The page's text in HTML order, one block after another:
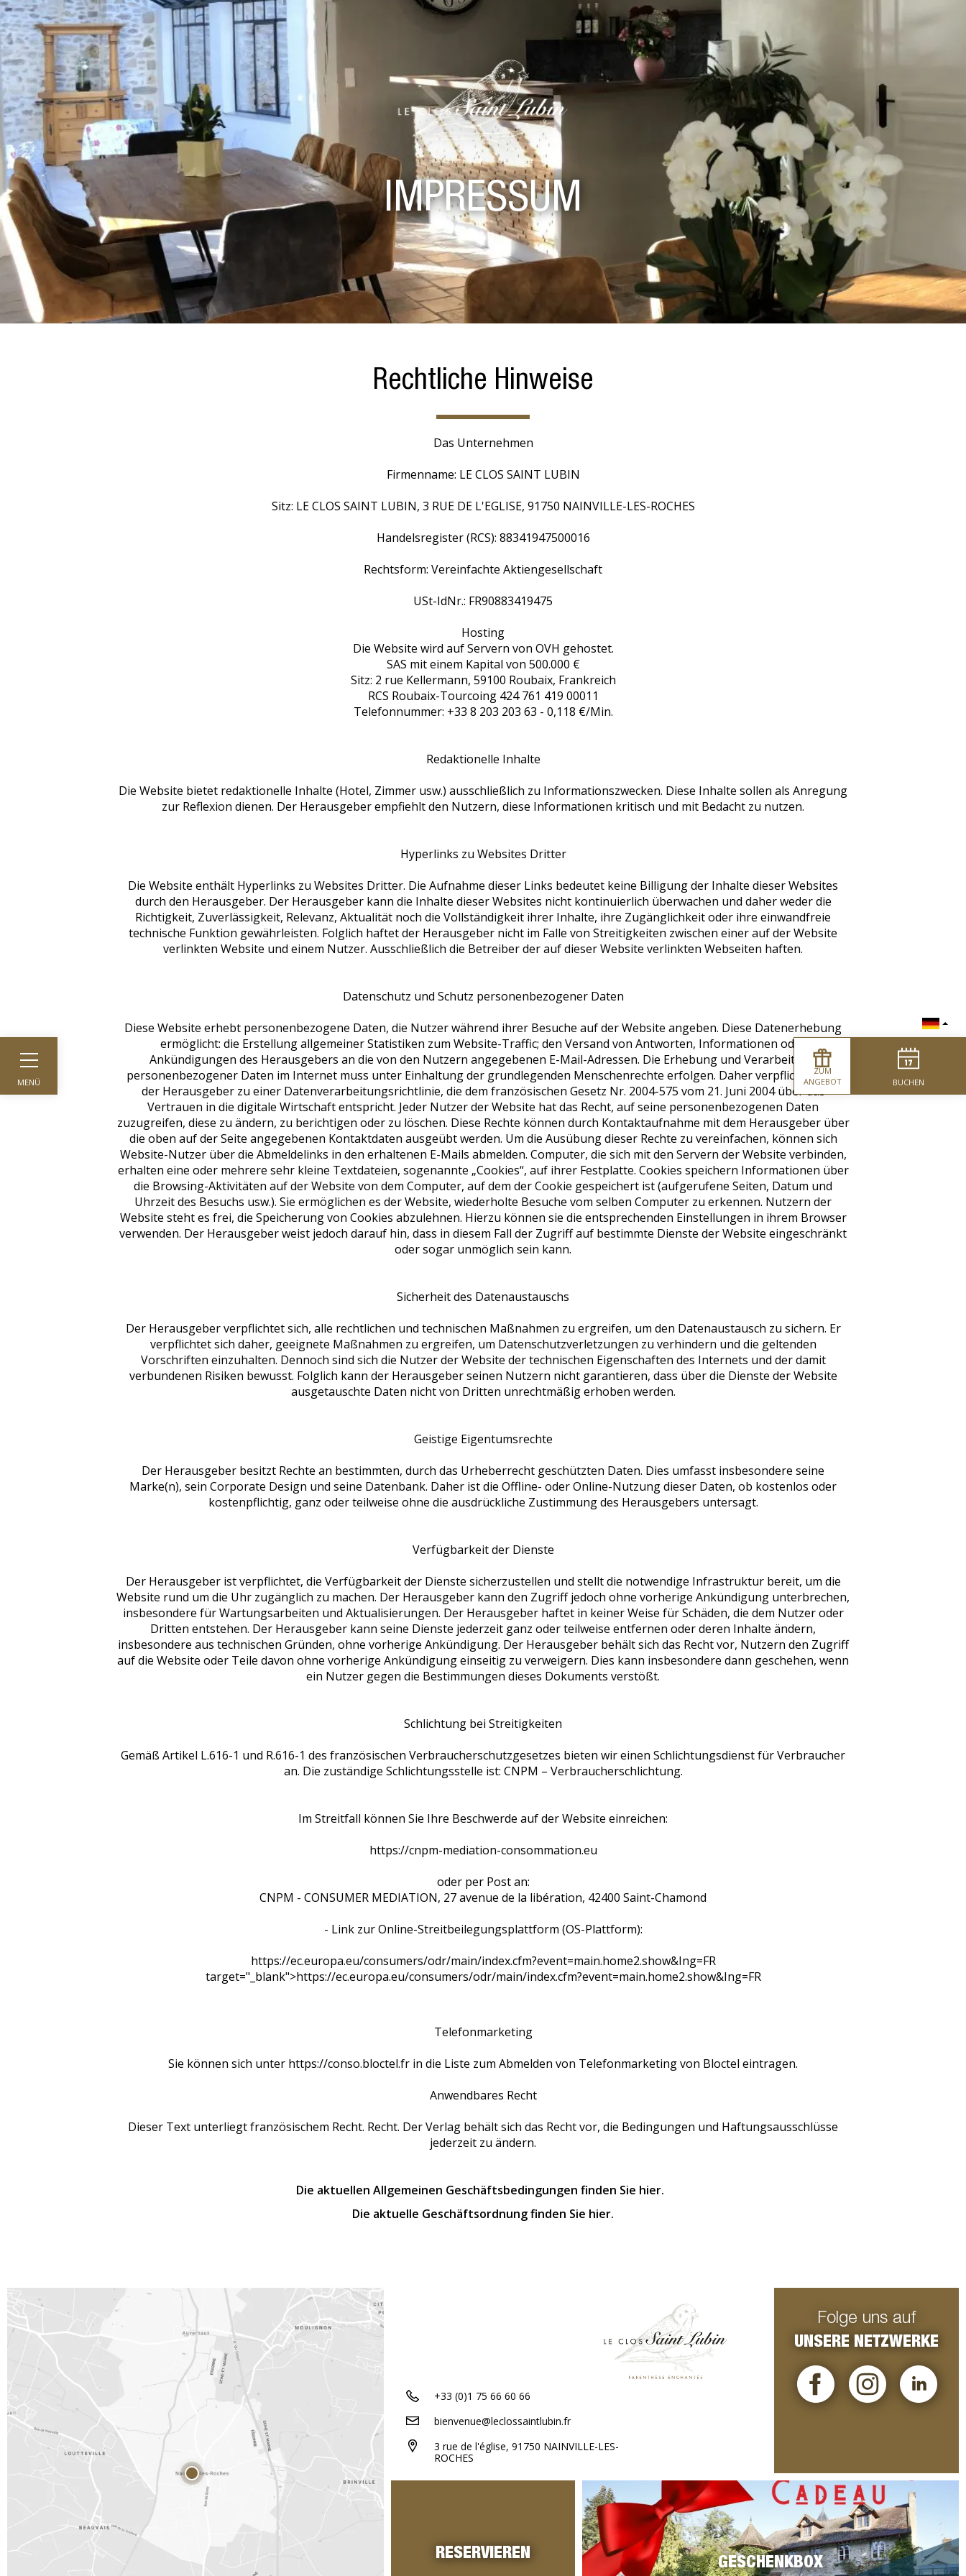
MENÜ BUCHEN
ZUM
ANGEBOT
IMPRESSUM
Rechtliche Hinweise
Das Unternehmen
Firmenname: LE CLOS SAINT LUBIN
Sitz: LE CLOS SAINT LUBIN, 3 RUE DE L'EGLISE, 91750 NAINVILLE-LES-ROCHES
Handelsregister (RCS): 88341947500016
Rechtsform: Vereinfachte Aktiengesellschaft
USt-IdNr.: FR90883419475
Hosting
Die Website wird auf Servern von OVH gehostet.
SAS mit einem Kapital von 500.000 €
Sitz: 2 rue Kellermann, 59100 Roubaix, Frankreich
RCS Roubaix-Tourcoing 424 761 419 00011
Telefonnummer: +33 8 203 203 63 - 0,118 €/Min.
Redaktionelle Inhalte
Die Website bietet redaktionelle Inhalte (Hotel, Zimmer usw.) ausschließlich zu Informationszwecken. Diese Inhalte sollen als Anregung
zur Reflexion dienen. Der Herausgeber empfiehlt den Nutzern, diese Informationen kritisch und mit Bedacht zu nutzen.
Hyperlinks zu Websites Dritter
Die Website enthält Hyperlinks zu Websites Dritter. Die Aufnahme dieser Links bedeutet keine Billigung der Inhalte dieser Websites
durch den Herausgeber. Der Herausgeber kann die Inhalte dieser Websites nicht kontinuierlich überwachen und daher weder die
Richtigkeit, Zuverlässigkeit, Relevanz, Aktualität noch die Vollständigkeit ihrer Inhalte, ihre Zugänglichkeit oder ihre einwandfreie
technische Funktion gewährleisten. Folglich haftet der Herausgeber nicht im Falle von Streitigkeiten zwischen einer auf der Website
verlinkten Website und einem Nutzer. Ausschließlich die Betreiber der auf dieser Website verlinkten Webseiten haften.
Datenschutz und Schutz personenbezogener Daten
Diese Website erhebt personenbezogene Daten, die Nutzer während ihrer Besuche auf der Website angeben. Diese Datenerhebung
ermöglicht: die Erstellung allgemeiner Statistiken zum Website-Traffic; den Versand von Antworten, Informationen oder
Ankündigungen des Herausgebers an die von den Nutzern angegebenen E-Mail-Adressen. Die Erhebung und Verarbeitung
personenbezogener Daten im Internet muss unter Einhaltung der grundlegenden Menschenrechte erfolgen. Daher verpflichtet sich
der Herausgeber zu einer Datenverarbeitungsrichtlinie, die dem französischen Gesetz Nr. 2004-575 vom 21. Juni 2004 über das
Vertrauen in die digitale Wirtschaft entspricht. Jeder Nutzer der Website hat das Recht, auf seine personenbezogenen Daten
zuzugreifen, diese zu ändern, zu berichtigen oder zu löschen. Diese Rechte können durch Kontaktaufnahme mit dem Herausgeber über
die oben auf der Seite angegebenen Kontaktdaten ausgeübt werden. Um die Ausübung dieser Rechte zu vereinfachen, können sich
Website-Nutzer über die Abmeldelinks in den erhaltenen E-Mails abmelden. Computer, die sich mit den Servern der Website verbinden,
erhalten eine oder mehrere sehr kleine Textdateien, sogenannte „Cookies“, auf ihrer Festplatte. Cookies speichern Informationen über
die Browsing-Aktivitäten auf der Website von dem Computer, auf dem der Cookie gespeichert ist (aufgerufene Seiten, Datum und
Uhrzeit des Besuchs usw.). Sie ermöglichen es der Website, wiederholte Besuche vom selben Computer zu erkennen. Nutzern der
Website steht es frei, die Speicherung von Cookies abzulehnen. Hierzu können sie die entsprechenden Einstellungen in ihrem Browser
verwenden. Der Herausgeber weist jedoch darauf hin, dass in diesem Fall der Zugriff auf bestimmte Dienste der Website eingeschränkt
oder sogar unmöglich sein kann.
Sicherheit des Datenaustauschs
Der Herausgeber verpflichtet sich, alle rechtlichen und technischen Maßnahmen zu ergreifen, um den Datenaustausch zu sichern. Er
verpflichtet sich daher, geeignete Maßnahmen zu ergreifen, um Datenschutzverletzungen zu verhindern und die geltenden
Vorschriften einzuhalten. Dennoch sind sich die Nutzer der Website der technischen Eigenschaften des Internets und der damit
verbundenen Risiken bewusst. Folglich kann der Herausgeber seinen Nutzern nicht garantieren, dass über die Dienste der Website
ausgetauschte Daten nicht von Dritten unrechtmäßig erhoben werden.
Geistige Eigentumsrechte
Der Herausgeber besitzt Rechte an bestimmten, durch das Urheberrecht geschützten Daten. Dies umfasst insbesondere seine
Marke(n), sein Corporate Design und seine Datenbank. Daher ist die Offline- oder Online-Nutzung dieser Daten, ob kostenlos oder
kostenpflichtig, ganz oder teilweise ohne die ausdrückliche Zustimmung des Herausgebers untersagt.
Verfügbarkeit der Dienste
Der Herausgeber ist verpflichtet, die Verfügbarkeit der Dienste sicherzustellen und stellt die notwendige Infrastruktur bereit, um die
Website rund um die Uhr zugänglich zu machen. Der Herausgeber kann den Zugriff jedoch ohne vorherige Ankündigung unterbrechen,
insbesondere für Wartungsarbeiten und Aktualisierungen. Der Herausgeber haftet in keiner Weise für Schäden, die dem Nutzer oder
Dritten entstehen. Der Herausgeber kann seine Dienste jederzeit ganz oder teilweise entfernen oder deren Inhalte ändern,
insbesondere aus technischen Gründen, ohne vorherige Ankündigung. Der Herausgeber behält sich das Recht vor, Nutzern den Zugriff
auf die Website oder Teile davon ohne vorherige Ankündigung einseitig zu verweigern. Dies kann insbesondere dann geschehen, wenn
ein Nutzer gegen die Bestimmungen dieses Dokuments verstößt.
Schlichtung bei Streitigkeiten
Gemäß Artikel L.616-1 und R.616-1 des französischen Verbraucherschutzgesetzes bieten wir einen Schlichtungsdienst für Verbraucher
an. Die zuständige Schlichtungsstelle ist: CNPM – Verbraucherschlichtung.
Im Streitfall können Sie Ihre Beschwerde auf der Website einreichen:
https://cnpm-mediation-consommation.eu
oder per Post an:
CNPM - CONSUMER MEDIATION, 27 avenue de la libération, 42400 Saint-Chamond
- Link zur Online-Streitbeilegungsplattform (OS-Plattform):
https://ec.europa.eu/consumers/odr/main/index.cfm?event=main.home2.show&Ing=FR
target="_blank">https://ec.europa.eu/consumers/odr/main/index.cfm?event=main.home2.show&Ing=FR
Telefonmarketing
Sie können sich unter https://conso.bloctel.fr in die Liste zum Abmelden von Telefonmarketing von Bloctel eintragen.
Anwendbares Recht
Dieser Text unterliegt französischem Recht. Recht. Der Verlag behält sich das Recht vor, die Bedingungen und Haftungsausschlüsse
jederzeit zu ändern.
Die aktuellen Allgemeinen Geschäftsbedingungen finden Sie hier.
Die aktuelle Geschäftsordnung finden Sie hier.
+33 (0)1 75 66 60 66
bienvenue@leclossaintlubin.fr
3 rue de l'église, 91750 NAINVILLE-LES-
ROCHES
Folge uns auf
UNSERE NETZWERKE
RESERVIEREN
GESCHENKBOX